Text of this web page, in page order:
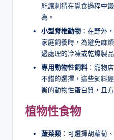
能讓刺猬在覓食過程中
為。
小型脊椎動物 ：在野外
家庭飼養時，為避免麻
過處理的冷凍或乾燥製品
專用動物性飼料 ：寵物
不錯的選擇，這些飼料
衡的動物性蛋白質，且
植物性食物
蔬菜類 ：可選擇胡蘿蔔